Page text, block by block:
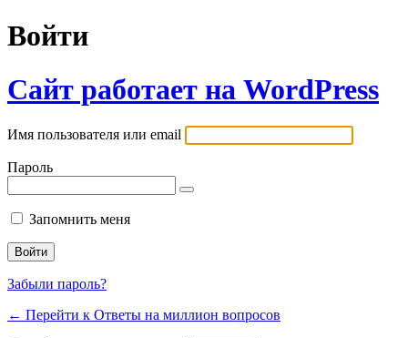
Войти
Сайт работает на WordPress
Имя пользователя или email
Пароль
Запомнить меня
Забыли пароль?
← Перейти к Ответы на миллион вопросов